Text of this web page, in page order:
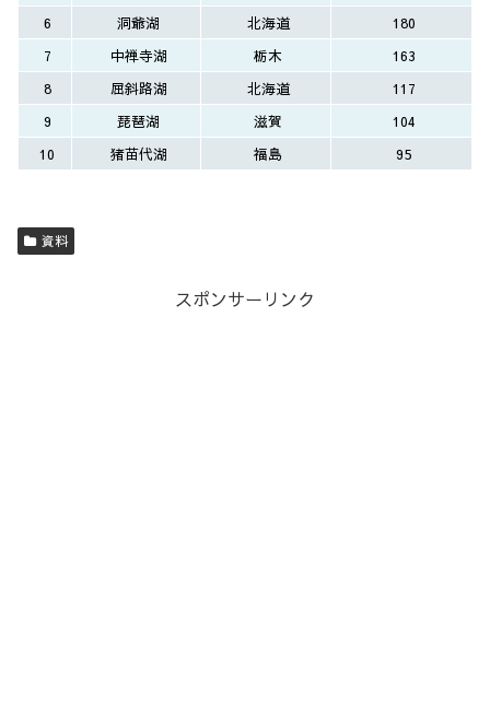
6
洞爺湖 北海道
180
7
中禅寺湖 栃木
163
8
屈斜路湖 北海道
117
9
琵琶湖 滋賀
104
10
猪苗代湖 福島 95
資料
スポンサーリンク